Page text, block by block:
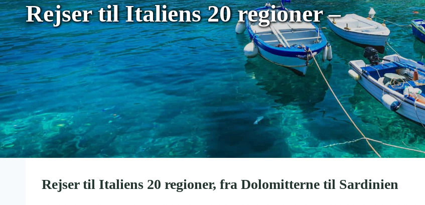
Rejser til Italiens 20 regioner –
Rejser til Italiens 20 regioner, fra Dolomitterne til Sardinien